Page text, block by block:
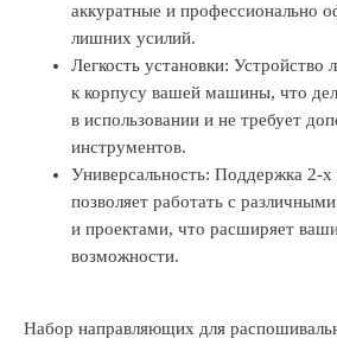
аккуратные и профессионально
лишних усилий.
Легкость установки: Устройство
к корпусу вашей машины, что
в использовании и не требует
инструментов.
Универсальность: Поддержка 2-
позволяет работать с
и проектами, что расширяет
возможности.
Набор направляющих для